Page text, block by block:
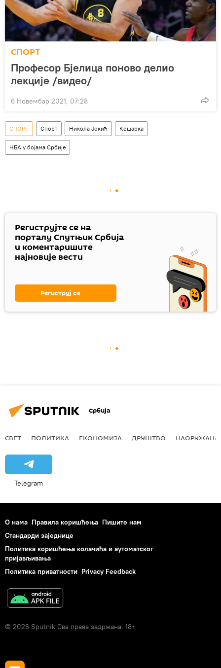
СПОРТ
Професор Бјелица поново делио
лекције /видео/
6 Новембар 2021, 07:28
СПОРТ Спорт Никола Јокић Кошарка
НБА у бојама Србије
Региструјте се на
порталу Спутњик Србија
и коментаришите
најновије вести
Региструј се
Србија
СВЕТ ПОЛИТИКА ЕКОНОМИЈА ДРУШТВО НАОРУЖАЊЕ
Telegram
О нама Правила коришћења Пишите нам
Стандарди заједнице
Политика коришћења колачића и аутоматског
пријављивања
Политика приватности Privacy Feedback
© 2026 Sputnik Сва права задржана. 18+